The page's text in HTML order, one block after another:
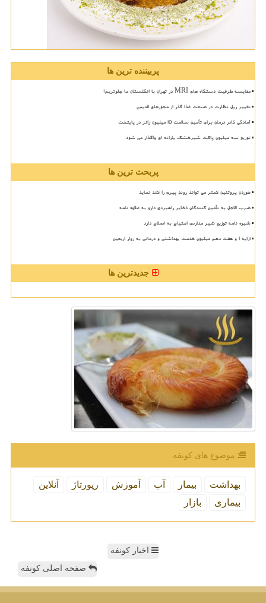
پربیننده ترین ها
مقایسه ظرفیت دستگاه های MRI در تهران با انگلستان ما جلوتریم!
تغییر ریل نظارت در صنعت غذا گذر از مجوزهای قدیمی
آمادگی کادر درمان برای تأمین سلامت 15 میلیون زائر در پایتخت
توزیع سه میلیون پاکت شیرخشک یارانه ای واگذار می شود
پربحث ترین ها
خوردن پروتئین کمتر می تواند روند پیری را کند نماید
ضرب الاجل به تأمین کنندگان ذخایر راهبردی دارو به علاوه نامه
شیوه نامه توزیع شیر مدارس احتیاج به اصلاح دارد
ارایه ۱ و هفت دهم میلیون خدمت بهداشتی و درمانی به زوار اربعین
جدیدترین ها
موضوع های كونفه
بهداشت بیمار آب آموزش رپورتاژ
آنلاین
بیماری
بازار
اخبار کونفه
صفحه اصلی کونفه